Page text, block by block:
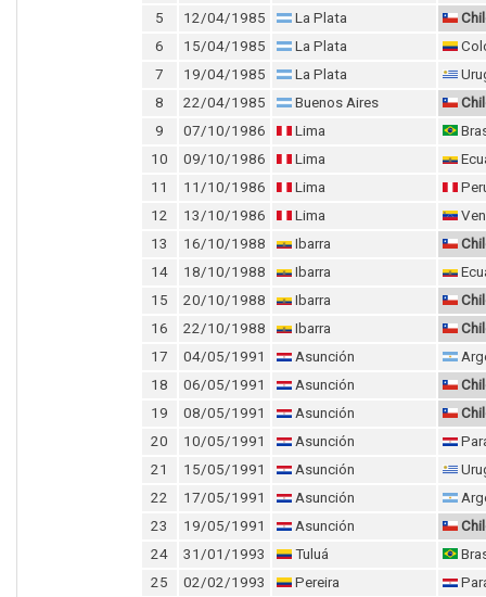
5
12/04/1985 La Plata
6
15/04/1985 La Plata
7
19/04/1985 La Plata
8
22/04/1985 Buenos Aires
9
07/10/1986 Lima
10
09/10/1986 Lima
11
11/10/1986 Lima
12
13/10/1986 Lima
13
16/10/1988 Ibarra
14
18/10/1988 Ibarra
15
20/10/1988 Ibarra
16
22/10/1988 Ibarra
17
04/05/1991 Asunción
18
06/05/1991 Asunción
19
08/05/1991 Asunción
20
10/05/1991 Asunción
21
15/05/1991 Asunción
22
17/05/1991 Asunción
23
19/05/1991 Asunción
24
31/01/1993 Tuluá
25
02/02/1993 Pereira